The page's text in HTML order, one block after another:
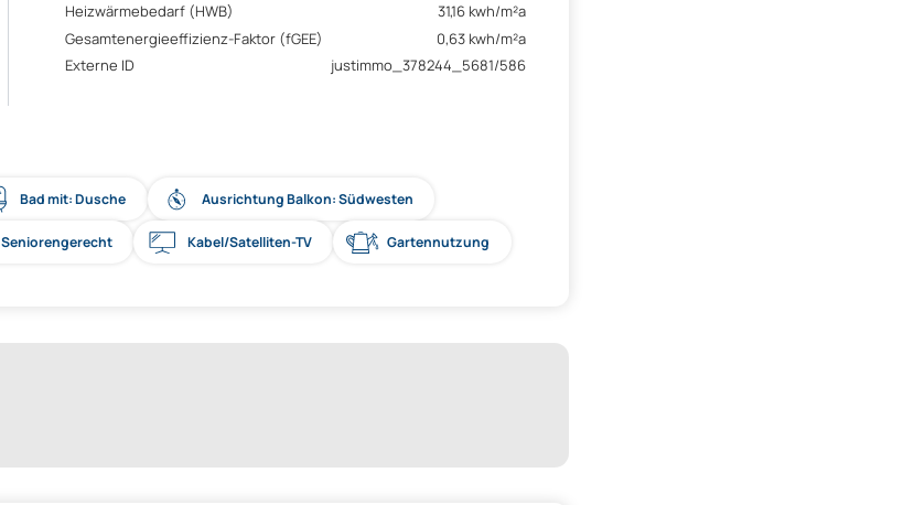
Heizwärmebedarf (HWB)
31,16 kwh/m²a
Gesamtenergieeffizienz-Faktor (fGEE)
0,63 kwh/m²a
Externe ID
justimmo_378244_5681/586
Bad mit: Dusche Ausrichtung Balkon: Südwesten
Seniorengerecht Kabel/Satelliten-TV Gartennutzung